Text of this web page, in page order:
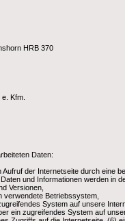
HRB 370
Kfm.
Daten:
der Internetseite durch eine
und Informationen werden in
Versionen,
Betriebssystem,
System auf unsere
ein zugreifendes System auf